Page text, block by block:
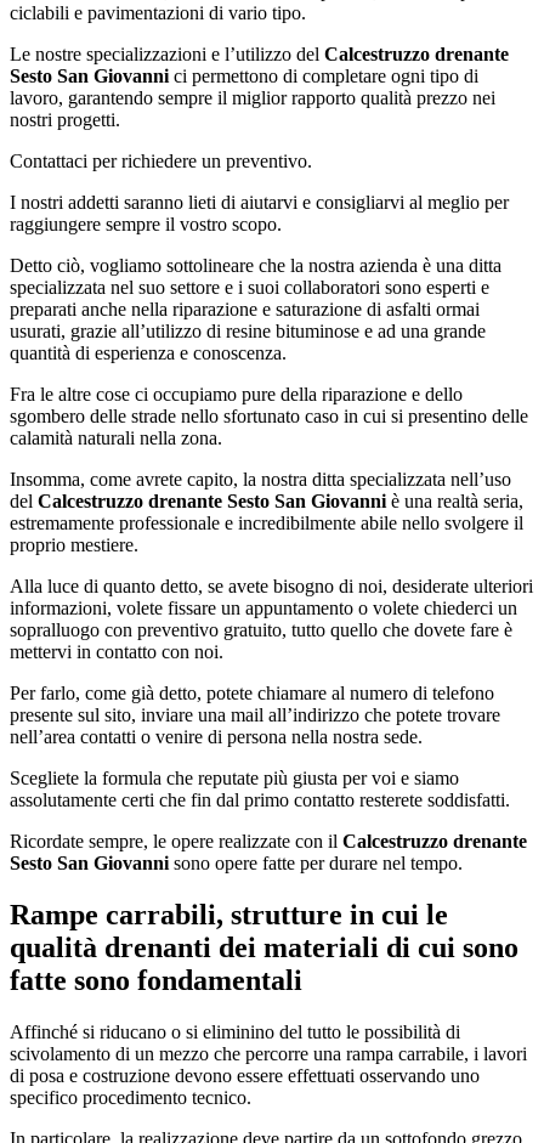
ciclabili e pavimentazioni di vario tipo.
Le nostre specializzazioni e l’utilizzo del Calcestruzzo drenante
Sesto San Giovanni ci permettono di completare ogni tipo di
lavoro, garantendo sempre il miglior rapporto qualità prezzo nei
nostri progetti.
Contattaci per richiedere un preventivo.
I nostri addetti saranno lieti di aiutarvi e consigliarvi al meglio per
raggiungere sempre il vostro scopo.
Detto ciò, vogliamo sottolineare che la nostra azienda è una ditta
specializzata nel suo settore e i suoi collaboratori sono esperti e
preparati anche nella riparazione e saturazione di asfalti ormai
usurati, grazie all’utilizzo di resine bituminose e ad una grande
quantità di esperienza e conoscenza.
Fra le altre cose ci occupiamo pure della riparazione e dello
sgombero delle strade nello sfortunato caso in cui si presentino delle
calamità naturali nella zona.
Insomma, come avrete capito, la nostra ditta specializzata nell’uso
del Calcestruzzo drenante Sesto San Giovanni è una realtà seria,
estremamente professionale e incredibilmente abile nello svolgere il
proprio mestiere.
Alla luce di quanto detto, se avete bisogno di noi, desiderate ulteriori
informazioni, volete fissare un appuntamento o volete chiederci un
sopralluogo con preventivo gratuito, tutto quello che dovete fare è
mettervi in contatto con noi.
Per farlo, come già detto, potete chiamare al numero di telefono
presente sul sito, inviare una mail all’indirizzo che potete trovare
nell’area contatti o venire di persona nella nostra sede.
Scegliete la formula che reputate più giusta per voi e siamo
assolutamente certi che fin dal primo contatto resterete soddisfatti.
Ricordate sempre, le opere realizzate con il Calcestruzzo drenante
Sesto San Giovanni sono opere fatte per durare nel tempo.
Rampe carrabili, strutture in cui le
qualità drenanti dei materiali di cui sono
fatte sono fondamentali
Affinché si riducano o si eliminino del tutto le possibilità di
scivolamento di un mezzo che percorre una rampa carrabile, i lavori
di posa e costruzione devono essere effettuati osservando uno
specifico procedimento tecnico.
In particolare, la realizzazione deve partire da un sottofondo grezzo